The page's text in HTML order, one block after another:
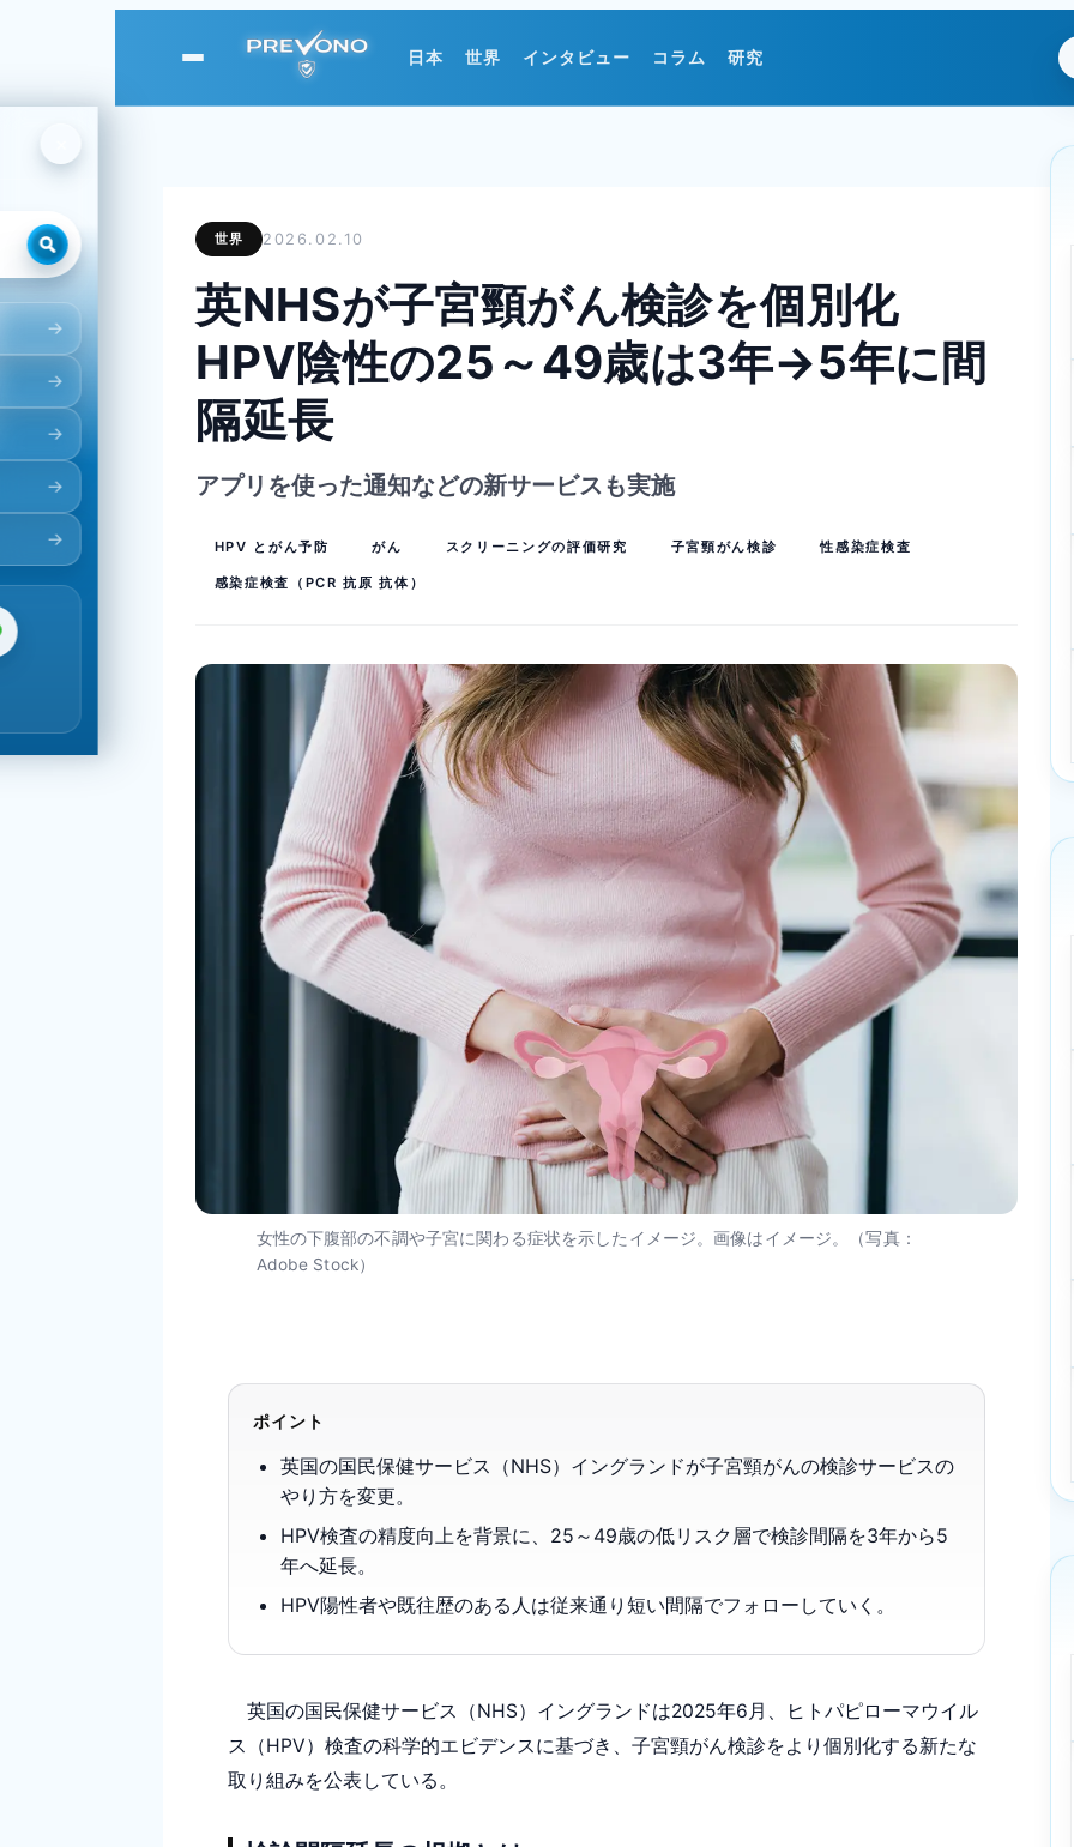
PREVONO 日本 世界 インタビュー コラム 研究
世界 2026.02.10
英NHSが子宮頸がん検診を個別化
HPV陰性の25～49歳は3年→5年に間
隔延長
アプリを使った通知などの新サービスも実施
HPV とがん予防 がん スクリーニングの評価研究 子宮頸がん検診 性感染症検査
感染症検査（PCR 抗原 抗体）
女性の下腹部の不調や子宮に関わる症状を示したイメージ。画像はイメージ。（写真：
Adobe Stock）
ポイント
英国の国民保健サービス（NHS）イングランドが子宮頸がんの検診サービスの
やり方を変更。
HPV検査の精度向上を背景に、25～49歳の低リスク層で検診間隔を3年から5
年へ延長。
HPV陽性者や既往歴のある人は従来通り短い間隔でフォローしていく。
英国の国民保健サービス（NHS）イングランドは2025年6月、ヒトパピローマウイル
ス（HPV）検査の科学的エビデンスに基づき、子宮頸がん検診をより個別化する新たな
取り組みを公表している。